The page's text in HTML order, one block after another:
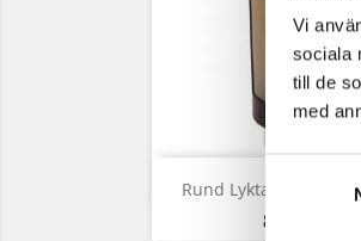
Vi
sociala
till de
med
Rund Lykta Med
Pris
899,00 kr
 Snabbvy